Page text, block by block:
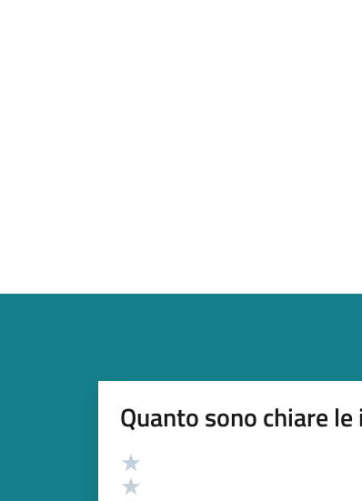
Quanto sono chiare
Valutazione